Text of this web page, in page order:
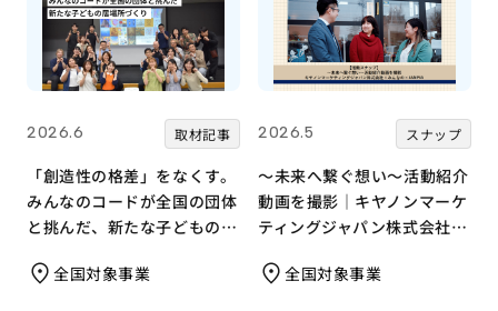
2026.6 取材記事
「創造性の格差」をなくす。
みんなのコードが全国の団体
と挑んだ、新たな子どもの居
全国対象事業
2026.5 スナップ
～未来へ繋ぐ想い～活動紹介
動画を撮影｜キヤノンマーケ
ティングジャパン株式会社×
全国対象事業